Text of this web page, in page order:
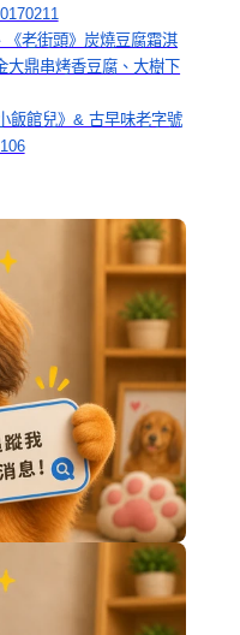
老街頭》炭燒豆腐霜淇
大鼎串烤香豆腐、大樹下
飯館兒》& 古早味老字號